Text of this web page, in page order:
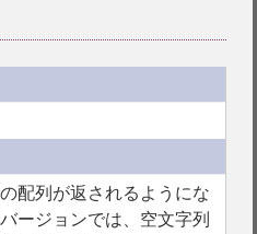
配列が返されるようにな
ージョンでは、空文字列